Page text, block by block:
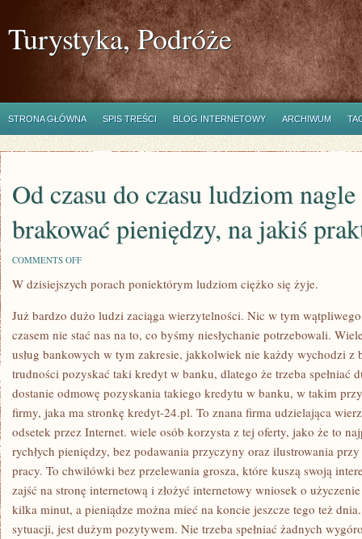
Turystyka, Podróże
STRONA GŁÓWNA SPIS TREŚCI BLOG INTERNETOWY ARCHIWUM
Od czasu do czasu ludziom
brakować pieniędzy, na jakiś
COMMENTS OFFON
CZASU
LUDZIOM
NAGLE
BRAKOWAĆ
PIENIĘDZY,
NA
JAKIŚ
PRAKTYCZNY
CEL
W dzisiejszych porach poniektórym ludziom ciężko się żyje.
Już bardzo dużo ludzi zaciąga wierzytelności. Nic w tym
czasem nie stać nas na to, co byśmy niesłychanie potrzebowali.
usług bankowych w tym zakresie, jakkolwiek nie każdy wychodzi z
trudności pozyskać taki kredyt w banku, dlatego że trzeba spełniać
dostanie odmowę pozyskania takiego kredytu w banku, w takim
firmy, jaka ma stronkę kredyt-24.pl. To znana firma udzielająca
odsetek przez Internet. wiele osób korzysta z tej oferty, jako że to
rychłych pieniędzy, bez podawania przyczyny oraz ilustrowania
pracy. To chwilówki bez przelewania grosza, które kuszą swoją
zajść na stronę internetową i złożyć internetowy wniosek o
kilka minut, a pieniądze można mieć na koncie jeszcze tego też
sytuacji, jest dużym pozytywem. Nie trzeba spełniać żadnych